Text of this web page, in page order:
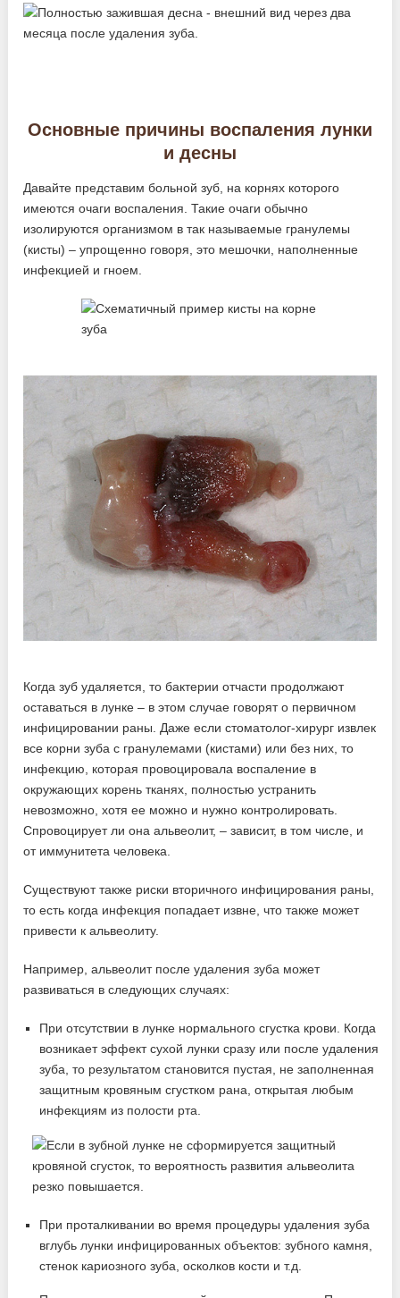
Основные причины воспаления лунки
и десны
Давайте представим больной зуб, на корнях которого
имеются очаги воспаления. Такие очаги обычно
изолируются организмом в так называемые гранулемы
(кисты) – упрощенно говоря, это мешочки, наполненные
инфекцией и гноем.
Когда зуб удаляется, то бактерии отчасти продолжают
оставаться в лунке – в этом случае говорят о первичном
инфицировании раны. Даже если стоматолог-хирург извлек
все корни зуба с гранулемами (кистами) или без них, то
инфекцию, которая провоцировала воспаление в
окружающих корень тканях, полностью устранить
невозможно, хотя ее можно и нужно контролировать.
Спровоцирует ли она альвеолит, – зависит, в том числе, и
от иммунитета человека.
Существуют также риски вторичного инфицирования раны,
то есть когда инфекция попадает извне, что также может
привести к альвеолиту.
Например, альвеолит после удаления зуба может
развиваться в следующих случаях:
При отсутствии в лунке нормального сгустка крови. Когда
возникает эффект сухой лунки сразу или после удаления
зуба, то результатом становится пустая, не заполненная
защитным кровяным сгустком рана, открытая любым
инфекциям из полости рта.
При проталкивании во время процедуры удаления зуба
вглубь лунки инфицированных объектов: зубного камня,
стенок кариозного зуба, осколков кости и т.д.